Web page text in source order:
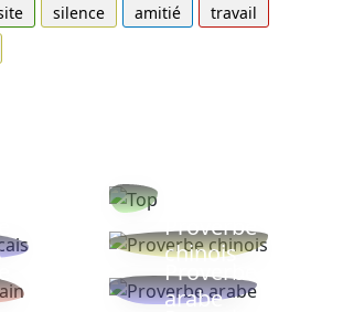
silence amitié
travail
Proverbe
chinois
Proverbe
arabe